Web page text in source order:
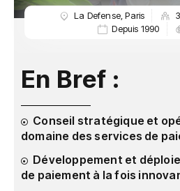
La Defense,Paris
Depuis 1990
En Bref :
Conseil stratégique et
domaine des services de
Développement et
de paiement à la fois